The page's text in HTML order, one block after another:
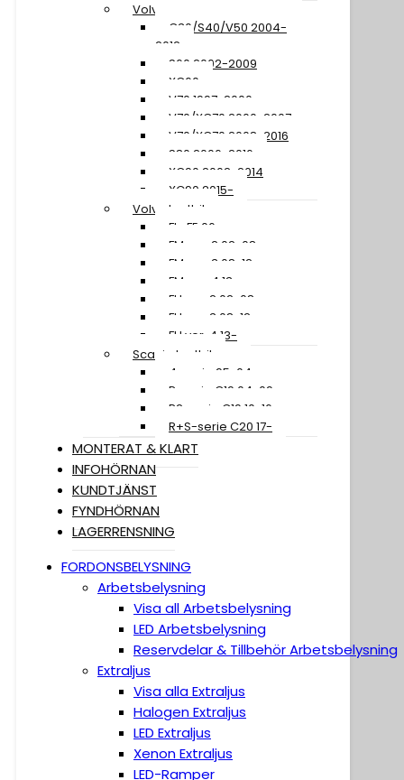
Volvo
C30/S40/V50 2004-
2012
S60 2002-2009
XC60
V70 1997-2000
V70/XC70 2000-2007
V70/XC70 2008-2016
S80 2006-2016
XC90 2002-2014
XC90 2015-
Volvo Lastbil
FL+FE 06-
FM ver. 2 02-08
FM ver. 3 08-12
FM ver. 4 13-
FH ver. 2 02-08
FH ver. 3 08-12
FH ver. 4 13-
Scania Lastbil
4-serie 95-04
R-serie C19 04-09
R2-serie C19 10-16
R+S-serie C20 17-
MONTERAT & KLART
INFOHÖRNAN
KUNDTJÄNST
FYNDHÖRNAN
LAGERRENSNING
FORDONSBELYSNING
Arbetsbelysning
Visa all Arbetsbelysning
LED Arbetsbelysning
Reservdelar & Tillbehör Arbetsbelysning
Extraljus
Visa alla Extraljus
Halogen Extraljus
LED Extraljus
Xenon Extraljus
LED-Ramper